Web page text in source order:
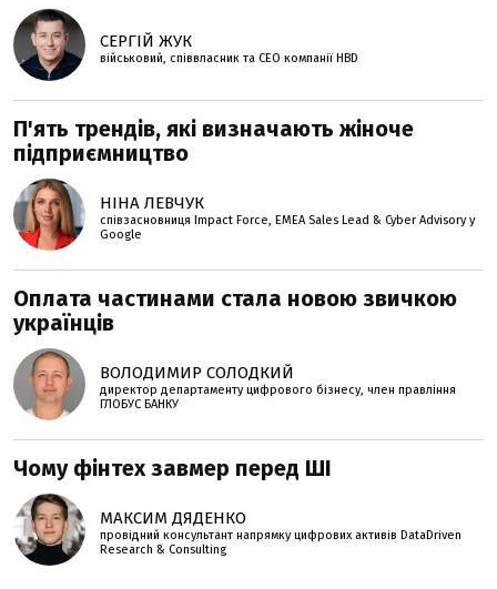
СЕРГІЙ ЖУК
військовий, співвласник та СЕО компанії HBD
П'ять трендів, які визначають жіноче
підприємництво
НІНА ЛЕВЧУК
співзасновниця Impact Force, EMEA Sales Lead & Cyber Advisory у
Google
Оплата частинами стала новою звичкою
українців
ВОЛОДИМИР СОЛОДКИЙ
директор департаменту цифрового бізнесу, член правління
ГЛОБУС БАНКУ
Чому фінтех завмер перед ШІ
МАКСИМ ДЯДЕНКО
провідний консультант напрямку цифрових активів DataDriven
Research & Consulting